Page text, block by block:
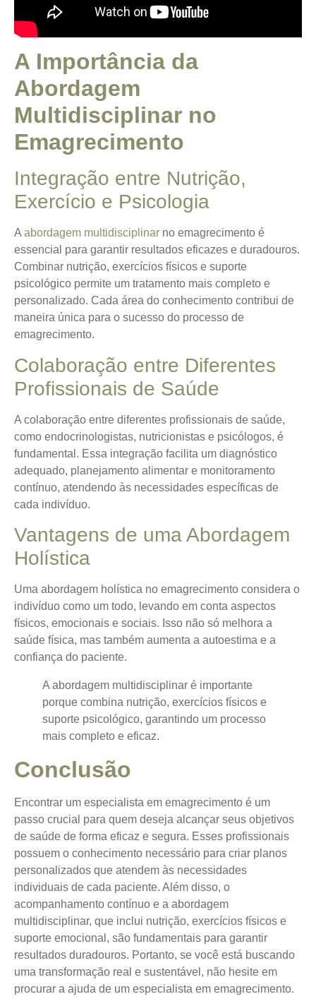
A Importância da
Abordagem
Multidisciplinar no
Emagrecimento
Integração entre Nutrição,
Exercício e Psicologia
Aabordagem multidisciplinar no emagrecimento é
essencial para garantir resultados eficazes e duradouros.
Combinar nutrição, exercícios físicos e suporte
psicológico permite um tratamento mais completo e
personalizado. Cada área do conhecimento contribui de
maneira única para o sucesso do processo de
emagrecimento.
Colaboração entre Diferentes
Profissionais de Saúde
A colaboração entre diferentes profissionais de saúde,
como endocrinologistas, nutricionistas e psicólogos, é
fundamental. Essa integração facilita um diagnóstico
adequado, planejamento alimentar e monitoramento
contínuo, atendendo às necessidades específicas de
cada indivíduo.
Vantagens de uma Abordagem
Holística
Uma abordagem holística no emagrecimento considera o
indivíduo como um todo, levando em conta aspectos
físicos, emocionais e sociais. Isso não só melhora a
saúde física, mas também aumenta a autoestima e a
confiança do paciente.
A abordagem multidisciplinar é importante
porque combina nutrição, exercícios físicos e
suporte psicológico, garantindo um processo
mais completo e eficaz.
Conclusão
Encontrar um especialista em emagrecimento é um
passo crucial para quem deseja alcançar seus objetivos
de saúde de forma eficaz e segura. Esses profissionais
possuem o conhecimento necessário para criar planos
personalizados que atendem às necessidades
individuais de cada paciente. Além disso, o
acompanhamento contínuo e a abordagem
multidisciplinar, que inclui nutrição, exercícios físicos e
suporte emocional, são fundamentais para garantir
resultados duradouros. Portanto, se você está buscando
uma transformação real e sustentável, não hesite em
procurar a ajuda de um especialista em emagrecimento.